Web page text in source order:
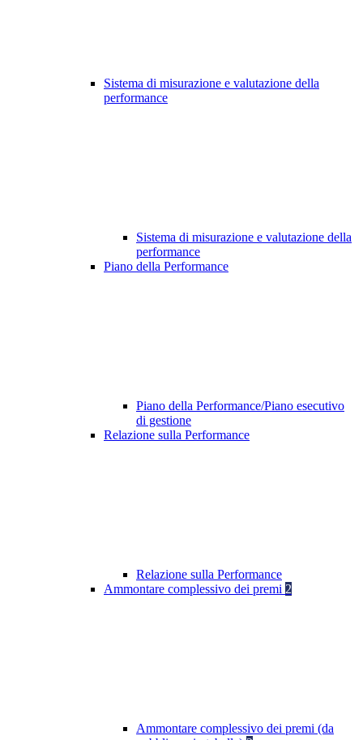
Sistema di misurazione e valutazione della
performance
Sistema di misurazione e valutazione della
performance
Piano della Performance
Piano della Performance/Piano esecutivo
di gestione
Relazione sulla Performance
Relazione sulla Performance
Ammontare complessivo dei premi 2
Ammontare complessivo dei premi (da